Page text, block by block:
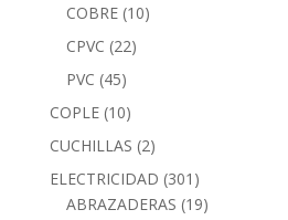
COBRE (10)
CPVC (22)
PVC (45)
COPLE (10)
CUCHILLAS (2)
ELECTRICIDAD (301)
ABRAZADERAS (19)